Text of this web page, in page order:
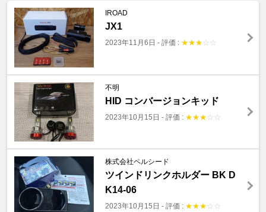
IROAD
JX1
2023年11月6日 - 評価 : ★★★ ☆ ☆
不明
HID コンバージョンキッド
2023年10月15日 - 評価 : ★★★ ☆ ☆
株式会社ペルシード
ツインドリンクホルダー BK D
K14-06
2023年10月15日 - 評価 : ★★★ ☆ ☆